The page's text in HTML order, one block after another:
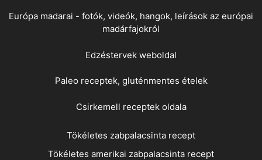
Európa madarai - fotók, videók, hangok, leírások az európai
madárfajokról
Edzéstervek weboldal
Paleo receptek, gluténmentes ételek
Csirkemell receptek oldala
Tökéletes zabpalacsinta recept
Tökéletes amerikai zabpalacsinta recept